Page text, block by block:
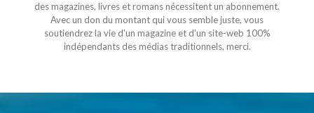
des magazines, livres et romans nécessitent un abonnement.
Avec un don du montant qui vous semble juste, vous
soutiendrez la vie d'un magazine et d'un site-web 100%
indépendants des médias traditionnels, merci.